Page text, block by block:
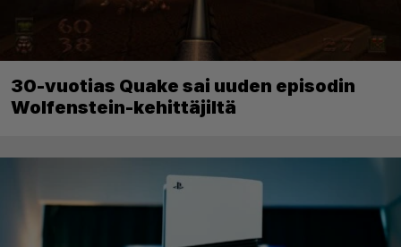
30-vuotias Quake sai uuden episodin
Wolfenstein-kehittäjiltä